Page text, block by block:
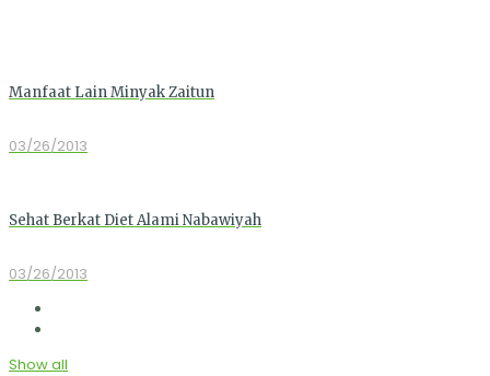
Manfaat Lain Minyak Zaitun
03/26/2013
Sehat Berkat Diet Alami Nabawiyah
03/26/2013
Show all